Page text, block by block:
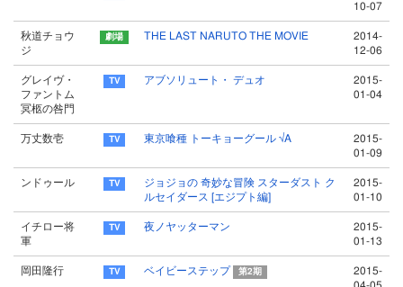
10-07
秋道チョウ
ジ
THE LAST NARUTO THE MOVIE
2014-
12-06
グレイヴ・
ファントム
冥柩の咎門
アブソリュート・ デュオ
2015-
01-04
万丈数壱 東京喰種 トーキョーグール √A
2015-
01-09
ンドゥール
ジョジョの 奇妙な冒険 スターダスト ク
ルセイダース [エジプト編]
2015-
01-10
イチロー将
軍
夜ノヤッターマン
2015-
01-13
岡田隆行 ベイビーステップ 第2期
2015-